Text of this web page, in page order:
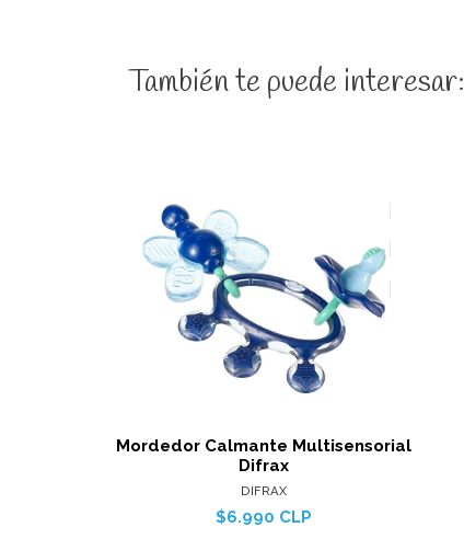
También te puede interesar:
Mordedor Calmante Multisensorial
Difrax
DIFRAX
$6.990 CLP
Ver detalles